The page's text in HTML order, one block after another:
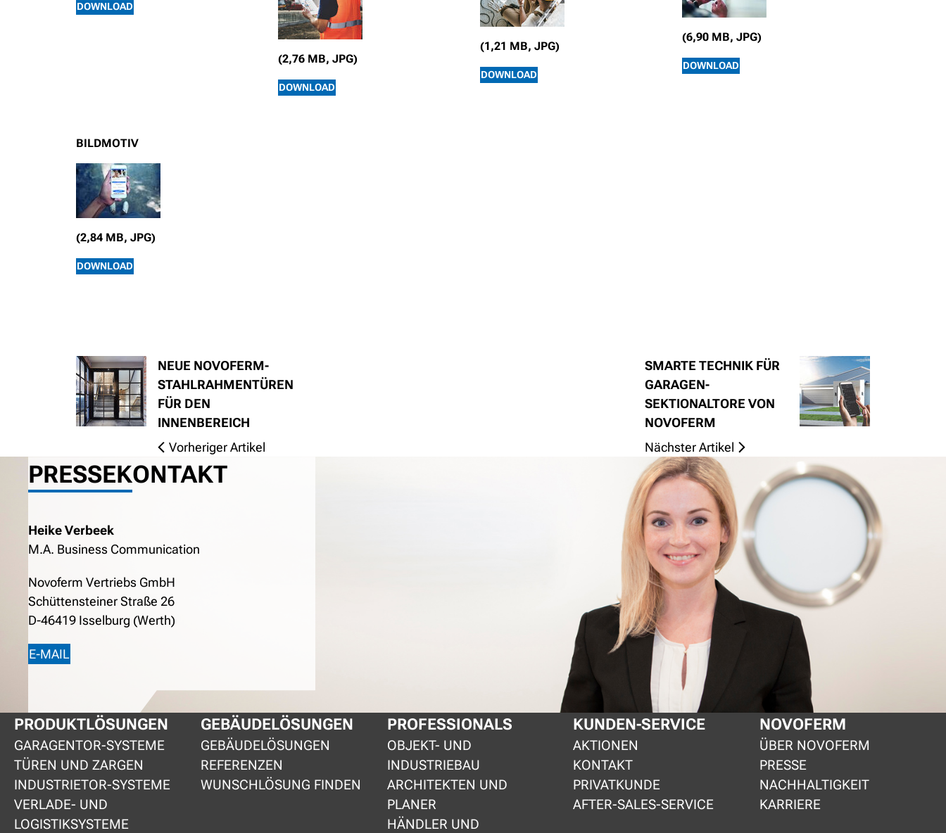
DOWNLOAD
(2,76 MB, JPG)
DOWNLOAD
(1,21 MB, JPG)
DOWNLOAD
(6,90 MB, JPG)
DOWNLOAD
BILDMOTIV
(2,84 MB, JPG)
DOWNLOAD
NEUE NOVOFERM-
STAHLRAHMENTÜREN
FÜR DEN
INNENBEREICH
Vorheriger Artikel
SMARTE TECHNIK FÜR
GARAGEN-
SEKTIONALTORE VON
NOVOFERM
Nächster Artikel
PRESSEKONTAKT
Heike Verbeek
M.A. Business Communication
Novoferm Vertriebs GmbH
Schüttensteiner Straße 26
D-46419 Isselburg (Werth)
E-MAIL
PRODUKTLÖSUNGEN
GARAGENTOR-SYSTEME
TÜREN UND ZARGEN
INDUSTRIETOR-SYSTEME
VERLADE- UND
LOGISTIKSYSTEME
GEBÄUDELÖSUNGEN
GEBÄUDELÖSUNGEN
REFERENZEN
WUNSCHLÖSUNG FINDEN
PROFESSIONALS
OBJEKT- UND
INDUSTRIEBAU
ARCHITEKTEN UND
PLANER
HÄNDLER UND
KUNDEN-SERVICE
AKTIONEN
KONTAKT
PRIVATKUNDE
AFTER-SALES-SERVICE
NOVOFERM
ÜBER NOVOFERM
PRESSE
NACHHALTIGKEIT
KARRIERE